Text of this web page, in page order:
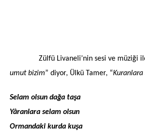
Zülfü Livaneli’nin sesi ve müziği
umut bizim” diyor, Ülkü Tamer, “Kuranlara
Selam olsun dağa taşa
Yâranlara selam olsun
Ormandaki kurda kuşa